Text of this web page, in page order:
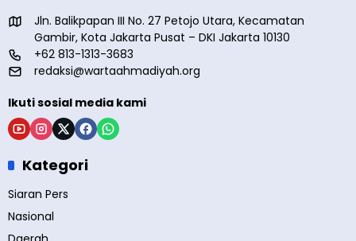
Jln. Balikpapan III No. 27 Petojo Utara, Kecamatan
Gambir, Kota Jakarta Pusat – DKI Jakarta 10130
+62 813-1313-3683
redaksi@wartaahmadiyah.org
Ikuti sosial media kami
Kategori
Siaran Pers
Nasional